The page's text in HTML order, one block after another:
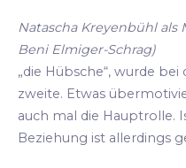
Natascha Kreyenbühl als
Beni Elmiger-Schrag)
„die Hübsche“, wurde
zweite. Etwas
auch mal die Hauptrolle.
Beziehung ist allerdings